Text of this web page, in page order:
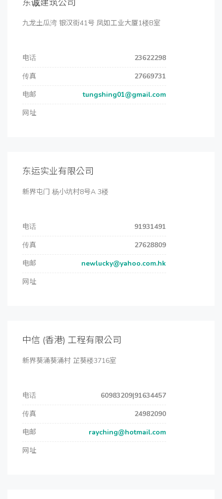
东诚建筑公司
九龙土瓜湾 银汉街41号 凤如工业大厦1楼B室
电话
23622298
传真
27669731
电邮
tungshing01@gmail.com
网址
东运实业有限公司
新界屯门 杨小坑村8号A 3楼
电话
91931491
传真
27628809
电邮
newlucky@yahoo.com.hk
网址
中信 (香港) 工程有限公司
新界葵涌葵涌村 芷葵楼3716室
电话
60983209|91634457
传真
24982090
电邮
rayching@hotmail.com
网址